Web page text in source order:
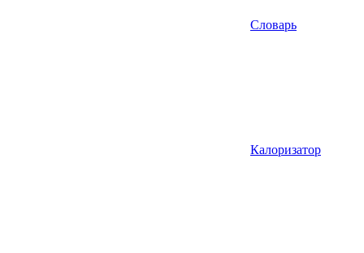
Словарь
Калоризатор